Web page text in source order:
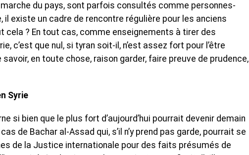
marche du pays, sont parfois consultés comme personnes-
il existe un cadre de rencontre régulière pour les anciens
cela ? En tout cas, comme enseignements à tirer des
c’est que nul, si tyran soit-il, n’est assez fort pour l’être
en toute chose, raison garder, faire preuve de prudence,
Syrie
si bien que le plus fort d’aujourd’hui pourrait devenir demain
de Bachar al-Assad qui, s’il n’y prend pas garde, pourrait se
de la Justice internationale pour des faits présumés de